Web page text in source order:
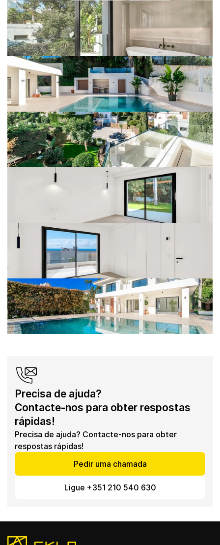
Precisa de ajuda?
Contacte-nos para obter respostas
rápidas!
Precisa de ajuda? Contacte-nos para obter
respostas rápidas!
Pedir uma chamada
Ligue +351 210 540 630